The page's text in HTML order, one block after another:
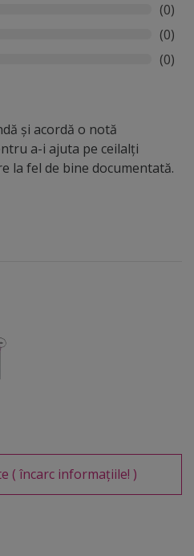
(0)
(0)
(0)
și acordă o notă
a-i ajuta pe ceilalți
la fel de bine documentată.
( încarc informațiile! )